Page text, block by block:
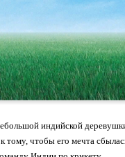
индийской
чтобы его мечта